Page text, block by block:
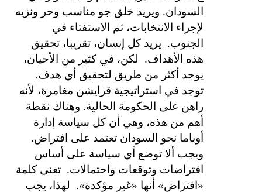
السودان. ويريد خلق جو مناسب وحر ونزيه
لإجراء الانتخابات، ثم الاستفتاء في
الجنوب. يريد كل إنسان، تقريبا، تحقيق
هذه الأهداف.
لكن، في كثير من الأحيان،
يوجد أكثر من طريق لتحقيق أي هدف.
توجد في استراتيجية قرايشن مغامرة، لأنه
راهن على الحكومة الحالية. وهناك نقطة
أهم من هذه، وهي أن كل سياسة إدارة
أوباما نحو السودان تعتمد على افتراض.
ويجب ألا توضع أي سياسة على أساس
افتراضات وتوقعات واحتمالات. تعني كلمة
«افتراض» أنها «غير مؤكدة».
لهذا، يجب